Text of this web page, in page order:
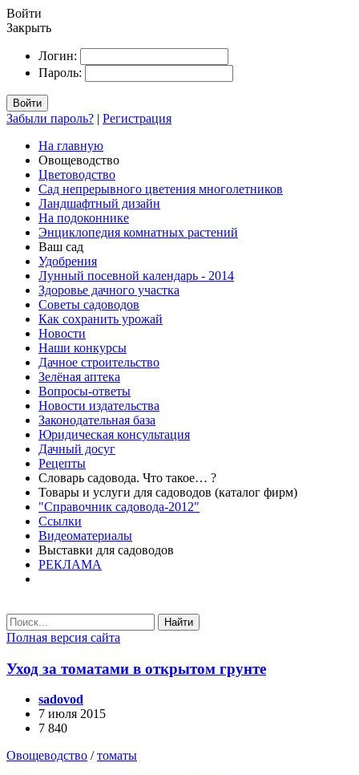
Войти
Закрыть
Логин:
Пароль:
Войти
Забыли пароль? | Регистрация
На главную
Овощеводство
Цветоводство
Сад непрерывного цветения многолетников
Ландшафтный дизайн
На подоконнике
Энциклопедия комнатных растений
Ваш сад
Удобрения
Лунный посевной календарь - 2014
Здоровье дачного участка
Советы садоводов
Как сохранить урожай
Новости
Наши конкурсы
Дачное строительство
Зелёная аптека
Вопросы-ответы
Новости издательства
Законодательная база
Юридическая консультация
Дачный досуг
Рецепты
Словарь садовода. Что такое… ?
Товары и услуги для садоводов (каталог фирм)
"Справочник садовода-2012"
Ссылки
Видеоматериалы
Выставки для садоводов
РЕКЛАМА
Найти
Полная версия сайта
Уход за томатами в открытом грунте
sadovod
7 июля 2015
7 840
Овощеводство /томаты